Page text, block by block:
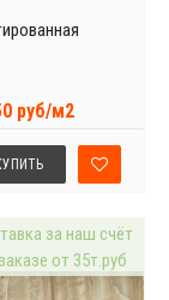
руб/м2
за наш счёт
от 35т.руб